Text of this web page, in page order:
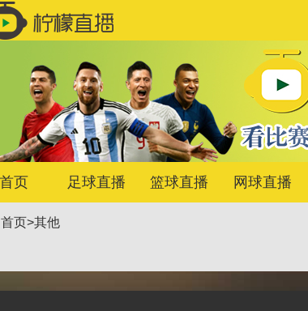
首页 足球直播 篮球直播 网球直播
首页>其他